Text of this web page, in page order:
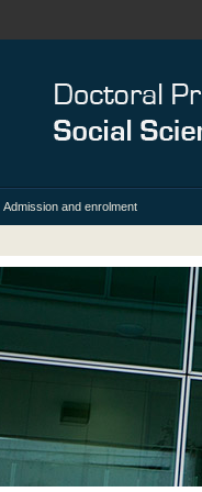
Admission and enrolment